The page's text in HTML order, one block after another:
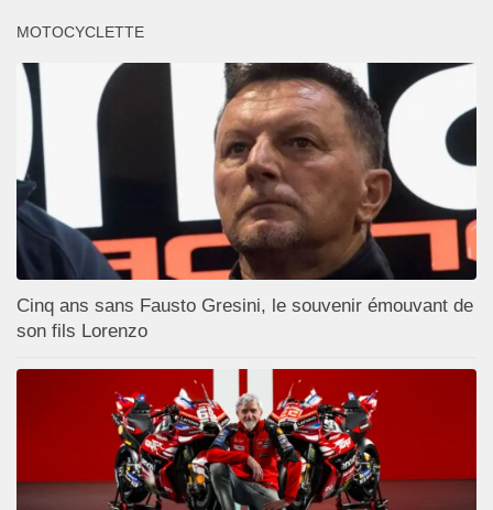
MOTOCYCLETTE
Cinq ans sans Fausto Gresini, le souvenir émouvant de
son fils Lorenzo